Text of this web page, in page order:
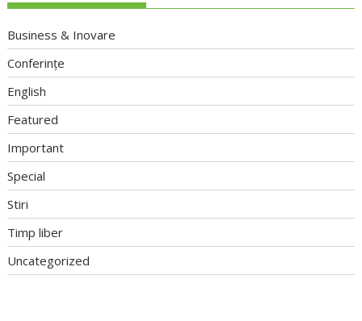
Business & Inovare
Conferințe
English
Featured
Important
Special
Stiri
Timp liber
Uncategorized